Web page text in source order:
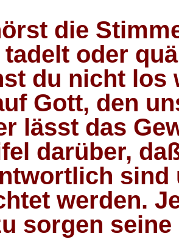
die
oder
du nicht los
Gott, den
lässt das
darüber,
sind
werden.
sorgen